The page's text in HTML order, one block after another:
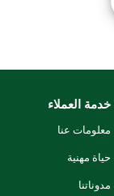
خدمة العملاء
معلومات عنا
حياة مهنية
مدوناتنا